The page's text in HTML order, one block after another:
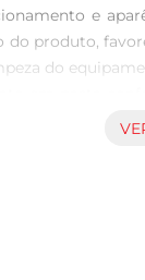
e
produto,
do
soluções